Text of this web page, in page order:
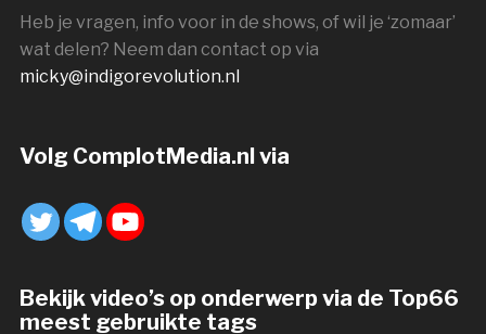
Heb je vragen, info voor in de shows, of wil je ‘zomaar’
wat delen? Neem dan contact op via
micky@indigorevolution.nl
Volg ComplotMedia.nl via
Bekijk video’s op onderwerp via de Top66
meest gebruikte tags